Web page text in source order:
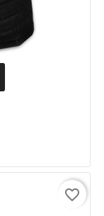
favorite_border